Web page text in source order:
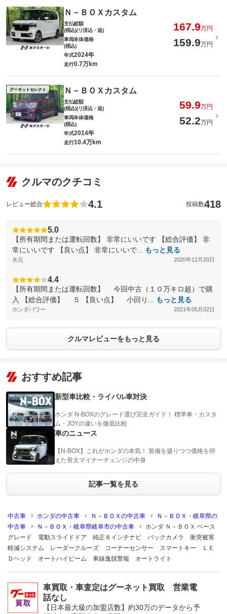
Ｎ－ＢＯＸカスタム
支払総額
(税込)(リ済込・追)
167.9万円
車両本体価格
(税込)
159.9万円
年式2024年
走行0.7万km
グーネットセレクト Ｎ－ＢＯＸカスタム
支払総額
(税込)(リ済込・追)
59.9万円
車両本体価格
(税込)
52.2万円
年式2014年
走行10.4万km
クルマのクチコミ
レビュー総合 4.1 投稿数418
5.0
【所有期間または運転回数】 非常にいいです 【総合評価】 非
常にいいです 【良い点】 非常にいいで...
もっと見る
永元 2020年12月20日
4.4
【所有期間または運転回数】 今回中古（１０万キロ超）で購
入 【総合評価】 ５ 【良い点】 小回り...
もっと見る
ホンダパワー 2021年05月02日
クルマレビューをもっと見る
おすすめ記事
新型車比較・ライバル車対決
ホンダ N-BOXのグレード選び完全ガイド！ 標準車・カスタ
ム・JOYの違いを徹底比較
車のニュース
【N-BOX】これがホンダの本気！ 装備を盛りつつ価格を抑
えた骨太マイナーチェンジの中身
記事一覧を見る
中古車 ホンダの中古車 Ｎ－ＢＯＸの中古車
Ｎ－ＢＯＸ・岐阜県の
中古車
Ｎ－ＢＯＸ・岐阜県岐阜市の中古車
ホンダ Ｎ－ＢＯＸ ベース
グレード 電動スライドドア 純正８インチナビ バックカメラ 衝突被害
軽減システム レーダークルーズ コーナーセンサー スマートキー ＬＥ
Ｄヘッド オートハイビーム 車線逸脱警報 オートライト
車買取・車査定はグーネット買取 営業電
話なし
【日本最大級の加盟店数】約30万のデータから予